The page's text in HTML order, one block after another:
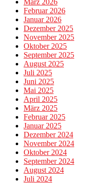
Februar 2026
Januar 2026
Dezember 2025
November 2025
Oktober 2025
September 2025
August 2025
Juli 2025
Juni 2025
Mai 2025
April 2025
März 2025
Februar 2025
Januar 2025
Dezember 2024
November 2024
Oktober 2024
September 2024
August 2024
Juli 2024